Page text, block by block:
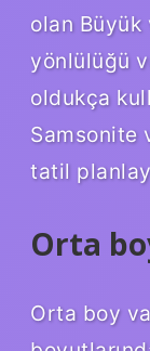
olan
yönlülüğü
oldukça
Samsonite
tatil
Orta
Orta boy